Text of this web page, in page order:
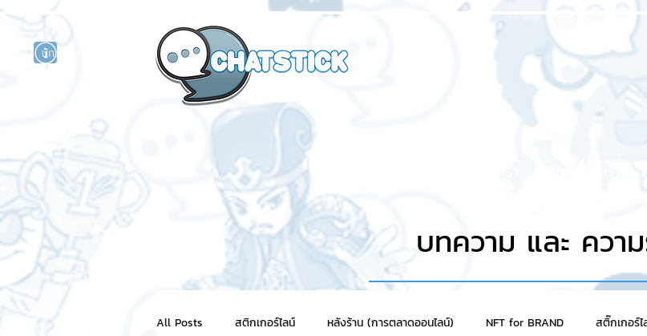
นักแสดงศิลปิน
บทความ และ ควา
All Posts สติกเกอร์ไลน์ หลังร้าน (การตลาดออนไลน์) NFT for BRAND สติ๊กเกอร์